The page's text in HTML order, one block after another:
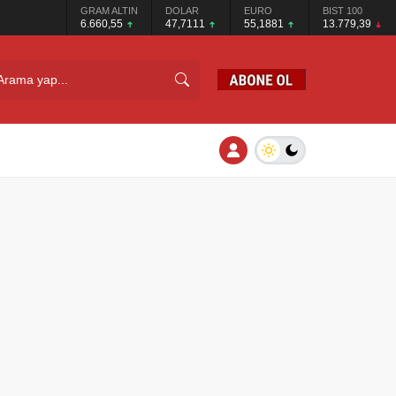
GRAM ALTIN
6.660,55
DOLAR
47,7111
EURO
55,1881
BIST 100
13.779,39